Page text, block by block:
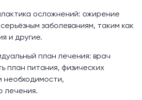
осложнений: ожирение
заболеваниям, таким как
и другие.
план лечения: врач
план питания, физических
необходимости,
лечения.